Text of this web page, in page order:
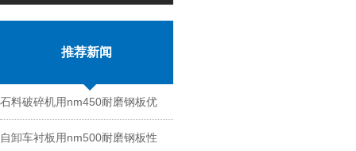
推荐新闻
石料破碎机用nm450耐磨钢板优
势
自卸车衬板用nm500耐磨钢板性